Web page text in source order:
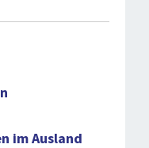
im Ausland